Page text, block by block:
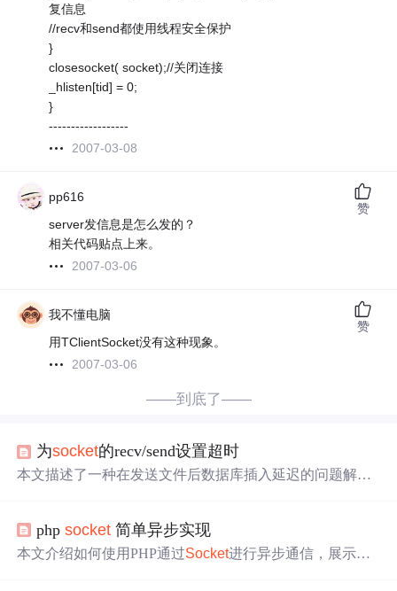
复信息
//recv和send都使用线程安全保护
}
closesocket( socket);//关闭连接
_hlisten[tid] = 0;
}
------------------
2007-03-08
pp616
server发信息是怎么发的？
相关代码贴点上来。
2007-03-06
赞
我不懂电脑
用TClientSocket没有这种现象。
2007-03-06
赞
——到底了——
为socket的recv/send设置超时
本文描述了一种在发送文件后数据库插入延迟的问题解决
phpsocket 简单异步实现
本文介绍如何使用PHP通过Socket进行异步通信，展示了